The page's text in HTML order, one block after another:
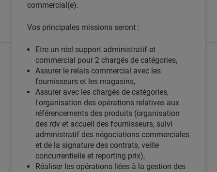
commercial(e).
Vos principales missions seront :
Etre un réel support administratif et
commercial pour 2 chargés de catégories,
Assurer le relais commercial avec les
fournisseurs et les magasins,
Assurer avec les chargés de catégories,
l'organisation des opérations relatives aux
référencements des produits (organisation
des rdv et accueil des fournisseurs, suivi
administratif des négociations commerciales
et de la signature des contrats, veille
concurrentielle et reporting prix),
Réaliser les opérations liées à la gestion des